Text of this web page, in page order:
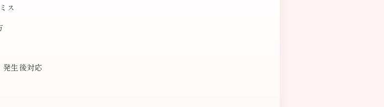
ス
生後対応